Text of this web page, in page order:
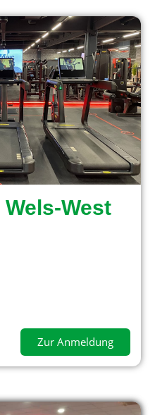
Wels-West
Zur Anmeldung